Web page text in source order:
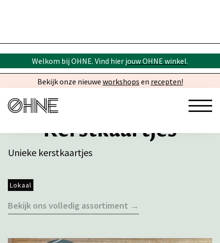
Welkom bij OHNE. Vind hier jouw OHNE winkel.
Bekijk onze nieuwe workshops en recepten!
Kerstkaartjes
Unieke kerstkaartjes
Lokaal
Bekijk ons volledig assortiment →